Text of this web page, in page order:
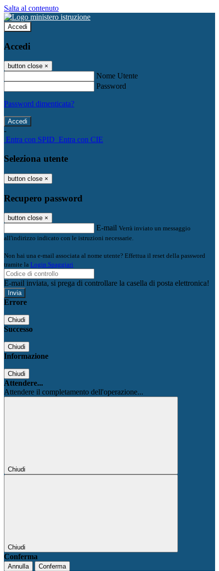
Salta al contenuto
Accedi
Accedi
button close ×
Nome Utente
Password
Password dimenticata?
-
Entra con SPID Entra con CIE
Seleziona utente
button close ×
Recupero password
button close ×
E-mail Verrà inviato un messaggio
all'indirizzo indicato con le istruzioni necessarie.
Non hai una e-mail associata al nome utente? Effettua il reset della password
tramite la Login Spaggiari
E-mail inviata, si prega di controllare la casella di posta elettronica!
Errore
Chiudi
Successo
Chiudi
Informazione
Chiudi
Attendere...
Attendere il completamento dell'operazione...
Chiudi
Chiudi
Conferma
Annulla Conferma